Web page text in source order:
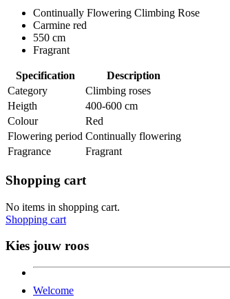
Continually Flowering Climbing Rose
Carmine red
550 cm
Fragrant
Specification
Description
Category
Climbing roses
Heigth
400-600 cm
Colour
Red
Flowering period Continually flowering
Fragrance
Fragrant
Shopping cart
No items in shopping cart.
Shopping cart
Kies jouw roos
Welcome